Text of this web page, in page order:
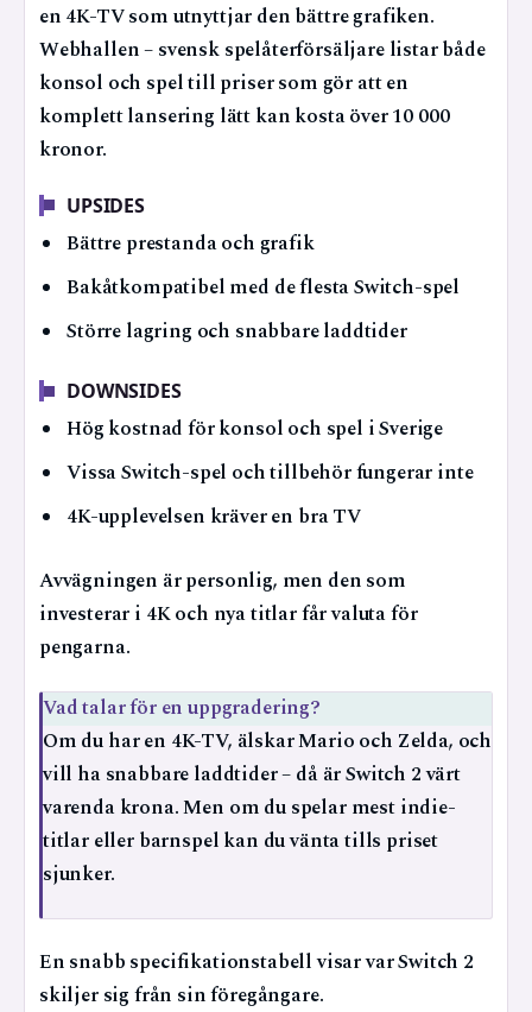
en 4K-TV som utnyttjar den bättre grafiken.
Webhallen – svensk spelåterförsäljare listar både
konsol och spel till priser som gör att en
komplett lansering lätt kan kosta över 10 000
kronor.
UPSIDES
Bättre prestanda och grafik
Bakåtkompatibel med de flesta Switch-spel
Större lagring och snabbare laddtider
DOWNSIDES
Hög kostnad för konsol och spel i Sverige
Vissa Switch-spel och tillbehör fungerar inte
4K-upplevelsen kräver en bra TV
Avvägningen är personlig, men den som
investerar i 4K och nya titlar får valuta för
pengarna.
Vad talar för en uppgradering?
Om du har en 4K-TV, älskar Mario och Zelda, och
vill ha snabbare laddtider – då är Switch 2 värt
varenda krona. Men om du spelar mest indie-
titlar eller barnspel kan du vänta tills priset
sjunker.
En snabb specifikationstabell visar var Switch 2
skiljer sig från sin föregångare.